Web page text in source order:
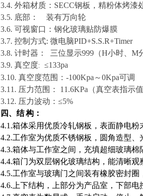
3.4. 外箱材质： SECC钢板，精粉体烤漆
3.5. 底部： 装有万向轮
3.6. 可视窗口： 钢化玻璃贴防爆膜
3.7. 控制方式: 微电脑PID+S.S.R+Timer
3.8. 计时器： 三位显示999（H小时、M
3.9. 真空度: ≤133pa
3.10. 真空度范围： -100Kpa ～0Kpa可调
3.11 . 压力范围： 11.6KPa （真空表指示
3.1 2. 压力波动：≤5%
四、结构：
4.1.箱体采用优质冷轧钢板，表面静电
4.2.工作室为优质不锈钢板，圆角造型、
4.3.箱体与工作室之间，充填超细玻璃棉
4.4.箱门为双层钢化玻璃结构，能清晰观
4.5.工作室与玻璃门之间装有橡胶密封圈
4.6.上下结构，上部分为产品室，下部电